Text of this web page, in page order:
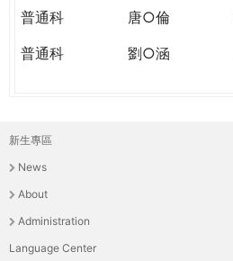
普通科
唐○倫
普通科
劉○涵
主
選
單
新生專區
News
About
Administration
Language Center